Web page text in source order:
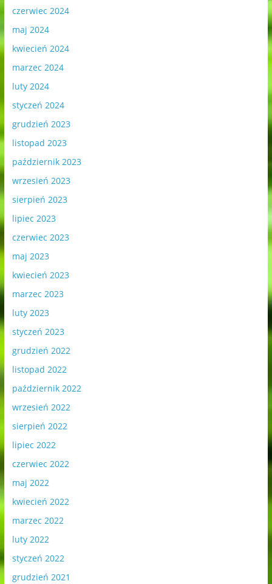
czerwiec 2024
maj 2024
kwiecień 2024
marzec 2024
luty 2024
styczeń 2024
grudzień 2023
listopad 2023
październik 2023
wrzesień 2023
sierpień 2023
lipiec 2023
czerwiec 2023
maj 2023
kwiecień 2023
marzec 2023
luty 2023
styczeń 2023
grudzień 2022
listopad 2022
październik 2022
wrzesień 2022
sierpień 2022
lipiec 2022
czerwiec 2022
maj 2022
kwiecień 2022
marzec 2022
luty 2022
styczeń 2022
grudzień 2021